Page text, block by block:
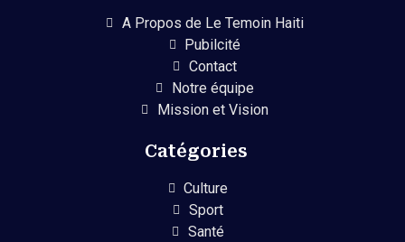
A Propos de Le Temoin Haiti
Pubilcité
Contact
Notre équipe
Mission et Vision
Catégories
Culture
Sport
Santé